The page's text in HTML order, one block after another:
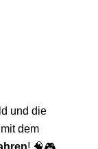
und die
dem
! 🧠🎮